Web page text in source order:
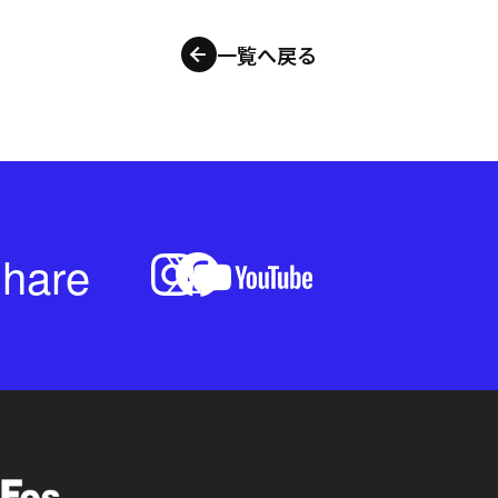
一覧へ戻る